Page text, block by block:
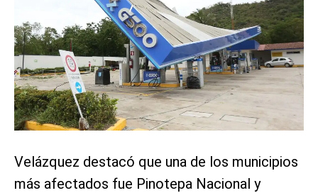
Velázquez destacó que una de los municipios
más afectados fue Pinotepa Nacional y